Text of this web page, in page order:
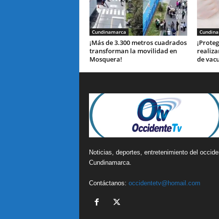
Cundinamarca
¡Más de 3.300 metros cuadrados
transforman la movilidad en
Mosquera!
de
Noticias, deportes, entretenimiento del
Cundinamarca.
Contáctanos: occidentetv@homail.com